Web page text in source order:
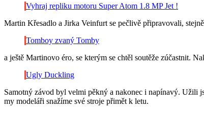
Vyhraj repliku motoru Super Atom 1.8 MP Jet !
Martin Křesadlo a Jirka Veinfurt se pečlivě připravovali,
Tomboy zvaný Tomby
a ještě Martinovo éro, se kterým se chtěl soutěže zúčastnit.
Ugly Duckling
Samotný závod byl velmi pěkný a nakonec i napínavý. Užili
my modeláři snažíme své stroje přimět k letu.